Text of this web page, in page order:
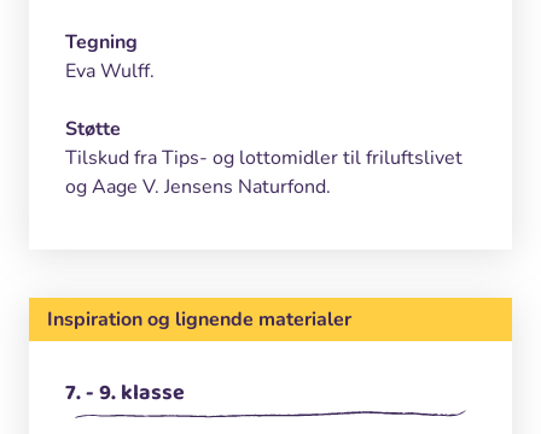
Tegning
Eva Wulff.
Støtte
Tilskud fra Tips- og lottomidler til friluftslivet
og Aage V. Jensens Naturfond.
Inspiration og lignende materialer
7. - 9. klasse